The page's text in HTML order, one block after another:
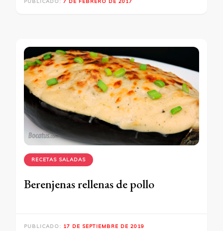
RECETAS SALADAS
Berenjenas rellenas de pollo
PUBLICADO: 17 DE SEPTIEMBRE DE 2019